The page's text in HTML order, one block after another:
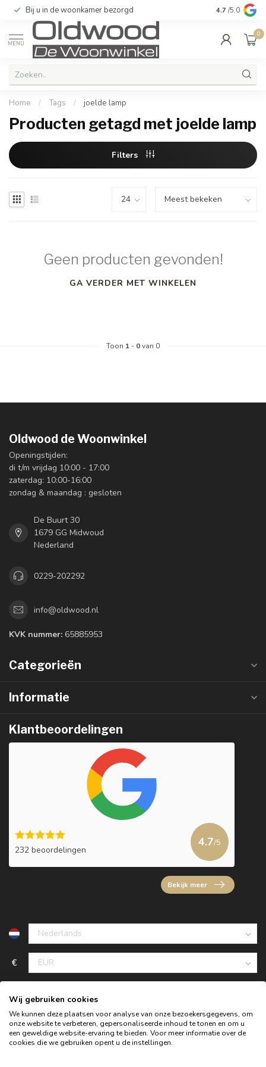
Bij u in de woonkamer bezorgd Kwaliteit &
4.7 /5.0
MENU
0
Home / Tags / joelde lamp
Producten getagd met joelde lamp
Filters
Geen producten gevonden!
GA VERDER MET WINKELEN
Toon 1 - 0van 0
Oldwood de Woonwinkel
Openingstijden:
di t/m vrijdag 10:00 - 17:00
zaterdag: 10:00-16:00
zondag & maandag : gesloten
De Buurt 30
1679 GG Midwoud
Nederland
0229-202292
info@oldwood.nl
KVK nummer: 65885953
Categorieën
Informatie
Klantbeoordelingen
232 beoordelingen
4.7/5
Bekijk meer
€
Wij gebruiken cookies
We kunnen deze plaatsen voor analyse van onze bezoekersgegevens, om
onze website te verbeteren, gepersonaliseerde inhoud te tonen en om u
een geweldige website-ervaring te bieden. Voor meer informatie over de
cookies die we gebruiken opent u de instellingen.